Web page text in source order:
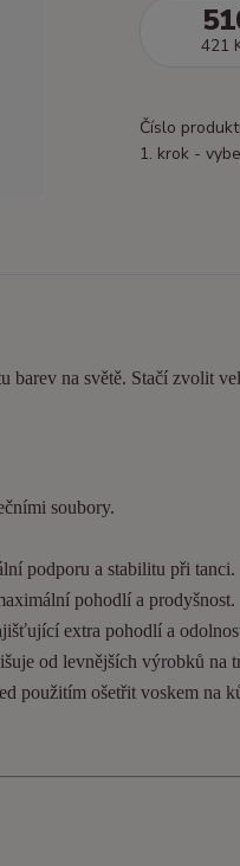
421
Číslo
1. krok -
barev na světě. Stačí zvolit
soubory.
podporu a stabilitu při tanci.
pohodlí a prodyšnost.
extra pohodlí a
od levnějších výrobků na
použitím ošetřit voskem na